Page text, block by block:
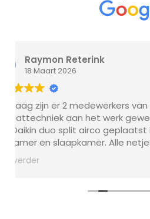
van Spruijt
geweest om
in de
netjes
waar nodig
Vanaf
heel
units